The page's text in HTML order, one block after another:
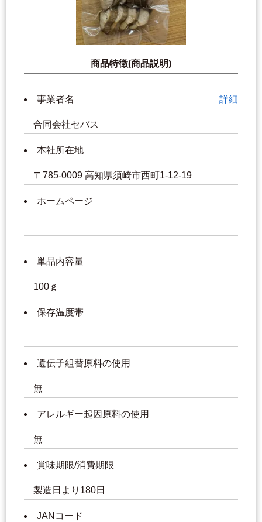
商品特徴(商品説明)
事業者名 詳細
合同会社セバス
本社所在地
〒785-0009 高知県須崎市西町1-12-19
ホームページ
単品内容量
100ｇ
保存温度帯
遺伝子組替原料の使用
無
アレルギー起因原料の使用
無
賞味期限/消費期限
製造日より180日
JANコード